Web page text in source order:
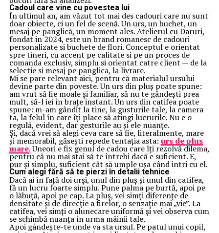
Cadoul care vine cu povestea lui
În ultimul an, am văzut tot mai des cadouri care nu sunt
doar obiecte, ci un fel de scenă. Un urs, un buchet, un
mesaj pe panglică, un moment ales. Atelierul cu Daruri,
fondat in 2024, este un brand romanesc de cadouri
personalizate si buchete de flori. Conceptul e orientat
spre tineri, cu accent pe calitate si pe un proces de
comanda exclusiv, simplu si orientat catre client — de la
selectie si mesaj pe panglica, la livrare.
Mi se pare relevant aici, pentru că materialul ursului
devine parte din poveste. Un urs din pluș poate spune:
am vrut să fie moale și familiar, să nu te gândești prea
mult, să-l iei în brațe instant. Un urs din catifea poate
spune: m-am gândit la tine, la gusturile tale, la camera
ta, la felul în care îți place să atingi lucrurile. Nu e o
regulă, evident, dar gesturile au și ele nuanțe.
Și, dacă vrei să alegi ceva care să fie, literalmente, mare
și memorabil, găsești repede tentația asta: urs de plus
mare. Uneori e fix genul de cadou care îți rezolvă dilema,
pentru că nu mai stai să te întrebi dacă e suficient. E,
pur și simplu, suficient cât să umple ușa când intri cu el.
Cum alegi fără să te pierzi în detalii tehnice
Dacă ai în față doi urși, unul din pluș și unul din catifea,
fă un lucru foarte simplu. Pune palma pe burtă, apoi pe
o lăbuță, apoi pe cap. La pluș, vei simți diferențe de
densitate și de direcție a firelor, o senzație mai „vie”. La
catifea, vei simți o alunecare uniformă și vei observa cum
se schimbă nuanța în urma mâinii tale.
Apoi gândește-te unde va sta ursul. Pe patul unui copil,